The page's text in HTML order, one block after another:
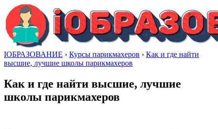
IОБРАЗОВАНИЕ › Курсы парикмахеров › Как и где найти
высшие, лучшие школы парикмахеров
Как и где найти высшие, лучшие
школы парикмахеров